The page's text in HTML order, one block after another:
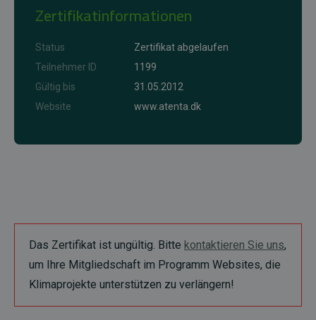
Zertifikatinformationen
Status
Zertifikat abgelaufen
Teilnehmer ID
1199
Gültig bis
31.05.2012
Website
www.atenta.dk
Das Zertifikat ist ungültig. Bitte kontaktieren Sie uns,
um Ihre Mitgliedschaft im Programm Websites, die
Klimaprojekte unterstützen zu verlängern!